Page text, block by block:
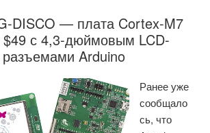
DISCO — плата Cortex-M7
$49 с 4,3-дюймовым LCD-
Arduino
Ранее уже
сообщало
сь, что